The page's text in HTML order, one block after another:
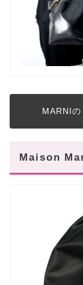
MARNI
Maison